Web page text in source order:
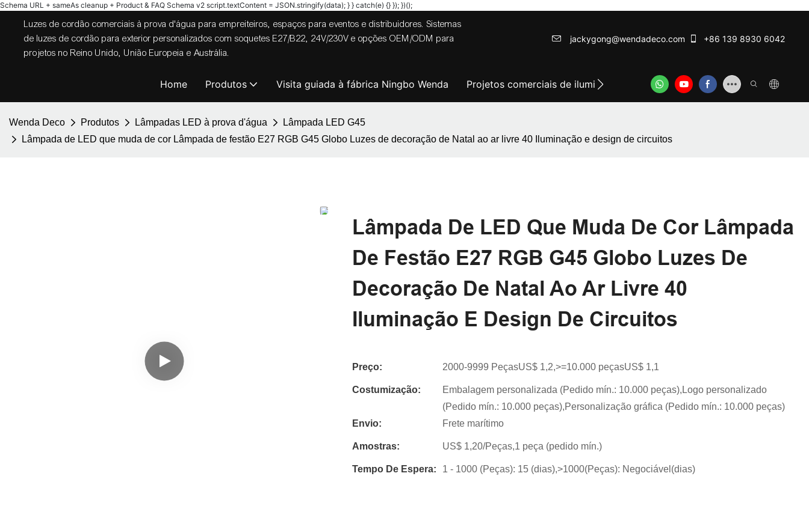
Schema URL + sameAs cleanup + Product & FAQ Schema v2 script.textContent = JSON.stringify(data); } } catch(e) {} }); })();
Luzes de cordão comerciais à prova d'água para empreiteiros, espaços para eventos e distribuidores. Sistemas
de luzes de cordão para exterior personalizados com soquetes E27/B22, 24V/230V e opções OEM/ODM para
projetos no Reino Unido, União Europeia e Austrália.
jackygong@wendadeco.com​​​​​​​ +86 139 8930 6042
Home Produtos Visita guiada à fábrica Ningbo Wenda Projetos comerciais de iluminação festiva Luzes de festa mais bem
Wenda Deco Produtos Lâmpadas LED à prova d'água
Lâmpada LED G45
Lâmpada de LED que muda de cor Lâmpada de festão E27 RGB G45 Globo Luzes de decoração de Natal ao ar livre 40 Iluminação e design de circuitos
Lâmpada De LED Que Muda De Cor Lâmpada
De Festão E27 RGB G45 Globo Luzes De
Decoração De Natal Ao Ar Livre 40
Iluminação E Design De Circuitos
Preço: 2000-9999 PeçasUS$ 1,2,>=10.000 peçasUS$ 1,1
Costumização:
Embalagem personalizada (Pedido mín.: 10.000 peças),Logo personalizado
(Pedido mín.: 10.000 peças),Personalização gráfica (Pedido mín.: 10.000 peças)
Envio:
Frete marítimo
Amostras: US$ 1,20/Peças,1 peça (pedido mín.)
Tempo De Espera: 1 - 1000 (Peças): 15 (dias),>1000(Peças): Negociável(dias)